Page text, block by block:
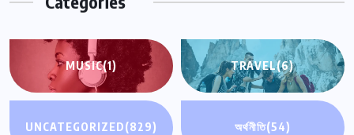
MUSIC(1) TRAVEL(6)
UNCATEGORIZED(829) অর্থনীতি(54)